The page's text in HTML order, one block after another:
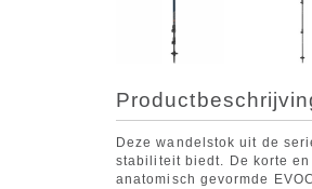
Deze wandelstok uit de
stabiliteit biedt. De korte
anatomisch gevormde